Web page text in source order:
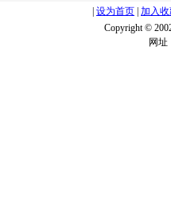
设为首页 加入
Copyright ©
网址